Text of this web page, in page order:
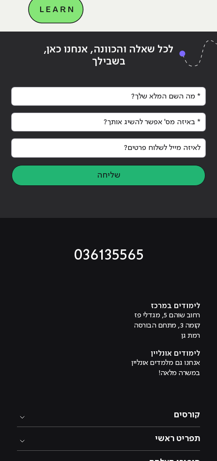
Continue reading
לכל שאלה והכוונה, אנחנו כאן,
בשבילך
* מה השם המלא שלך?
* באיזה מס' אפשר להשיג אותך?
לאיזה מייל לשלוח פרטים?
שליחה
036135565
לימודים במרכז
רחוב שוהם 5, מגדלי פז
קומה 3, מתחם הבורסה
רמת גן
לימודים אונליין
אנחנו גם מלמדים אונליין
במשרה מלאה!
קורסים
תפריט ראשי